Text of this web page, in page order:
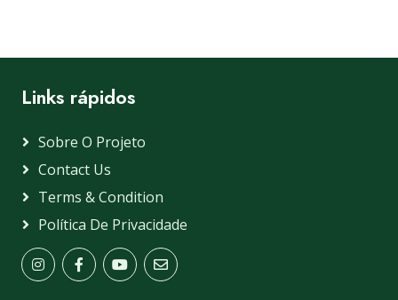
Links rápidos
Sobre O Projeto
Contact Us
Terms & Condition
Política De Privacidade